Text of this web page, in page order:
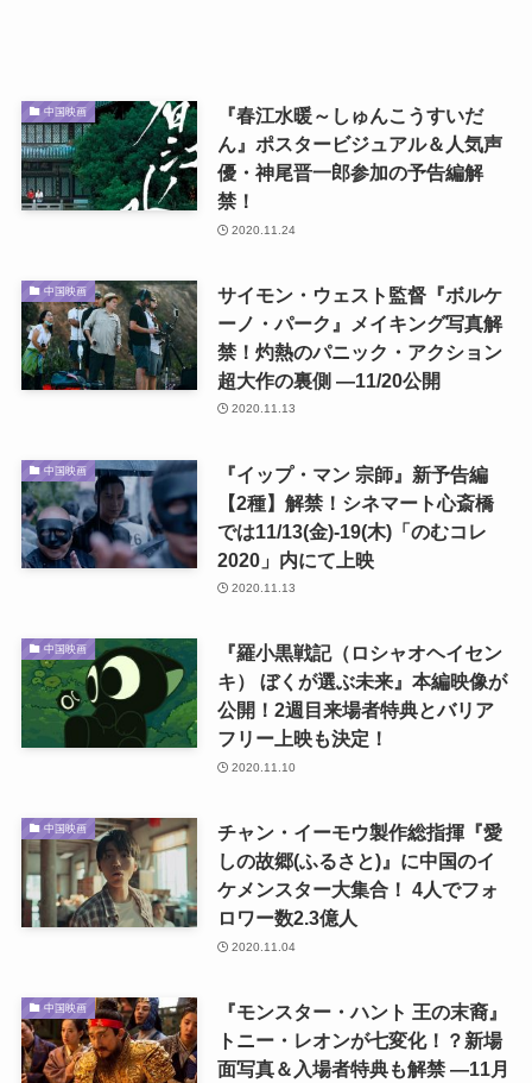
中国映画
『春江水暖～しゅんこうすいだ
ん』ポスタービジュアル＆人気声
優・神尾晋一郎参加の予告編解
禁！
2020.11.24
中国映画
サイモン・ウェスト監督『ボルケ
ーノ・パーク』メイキング写真解
禁！灼熱のパニック・アクション
超大作の裏側 ―11/20公開
2020.11.13
中国映画
『イップ・マン 宗師』新予告編
【2種】解禁！シネマート心斎橋
では11/13(金)-19(木)「のむコレ
2020」内にて上映
2020.11.13
中国映画
『羅小黒戦記（ロシャオヘイセン
キ） ぼくが選ぶ未来』本編映像が
公開！2週目来場者特典とバリア
フリー上映も決定！
2020.11.10
中国映画
チャン・イーモウ製作総指揮『愛
しの故郷(ふるさと)』に中国のイ
ケメンスター大集合！ 4人でフォ
ロワー数2.3億人
2020.11.04
中国映画
『モンスター・ハント 王の末裔』
トニー・レオンが七変化！？新場
面写真＆入場者特典も解禁 ―11月